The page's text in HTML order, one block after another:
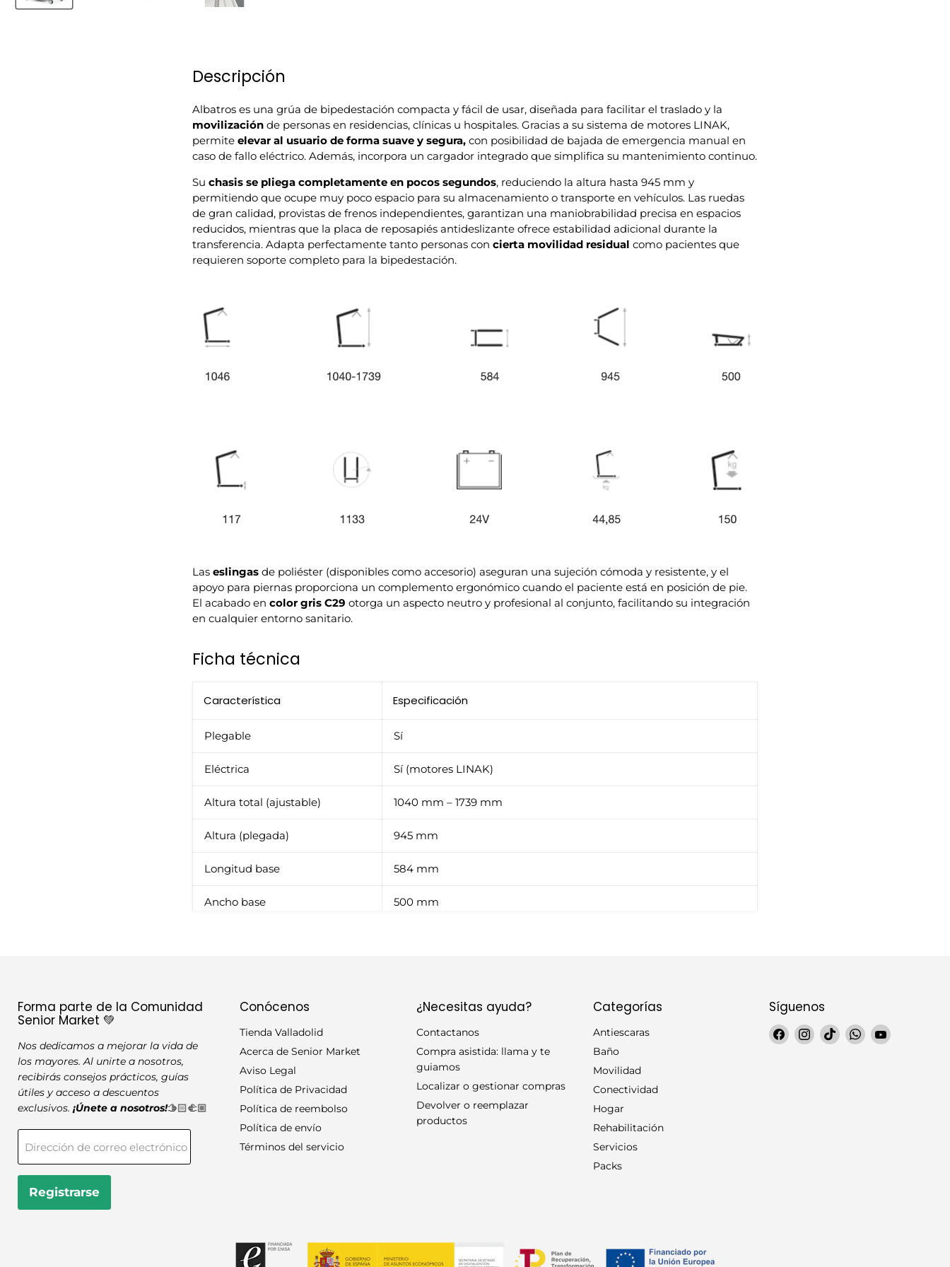
Descripción
Albatros es una grúa de bipedestación compacta y fácil de usar, diseñada para facilitar el traslado y la
movilización de personas en residencias, clínicas u hospitales. Gracias a su sistema de motores LINAK,
permite elevar al usuario de forma suave y segura, con posibilidad de bajada de emergencia manual en
caso de fallo eléctrico. Además, incorpora un cargador integrado que simplifica su mantenimiento continuo.
Su chasis se pliega completamente en pocos segundos, reduciendo la altura hasta 945 mm y
permitiendo que ocupe muy poco espacio para su almacenamiento o transporte en vehículos. Las ruedas
de gran calidad, provistas de frenos independientes, garantizan una maniobrabilidad precisa en espacios
reducidos, mientras que la placa de reposapiés antideslizante ofrece estabilidad adicional durante la
transferencia. Adapta perfectamente tanto personas con cierta movilidad residual como pacientes que
requieren soporte completo para la bipedestación.
Las eslingas de poliéster (disponibles como accesorio) aseguran una sujeción cómoda y resistente, y el
apoyo para piernas proporciona un complemento ergonómico cuando el paciente está en posición de pie.
El acabado en color gris C29 otorga un aspecto neutro y profesional al conjunto, facilitando su integración
en cualquier entorno sanitario.
Ficha técnica
Característica Especificación
Plegable Sí
Eléctrica Sí (motores LINAK)
Altura total (ajustable) 1040 mm – 1739 mm
Altura (plegada) 945 mm
Longitud base 584 mm
Ancho base 500 mm
Placa de reposapiés Antideslizante
Ruedas De gran calidad, con frenos independientes
Cargador integrado Sí :contentReference
Eslingas Poliéster (disponibles)
Bajada de emergencia manual
Forma parte de la Comunidad
Senior Market 💚
Nos dedicamos a mejorar la vida de
los mayores. Al unirte a nosotros,
recibirás consejos prácticos, guías
útiles y acceso a descuentos
exclusivos. ¡Únete a nosotros!🫱🏻‍🫲🏼
Dirección de correo electrónico
Registrarse
Conócenos
Tienda Valladolid
Acerca de Senior Market
Aviso Legal
Política de Privacidad
Política de reembolso
Política de envío
Términos del servicio
¿Necesitas ayuda?
Contactanos
Compra asistida: llama y te
guiamos
Localizar o gestionar compras
Devolver o reemplazar
productos
Categorías
Antiescaras
Baño
Movilidad
Conectividad
Hogar
Rehabilitación
Servicios
Packs
Síguenos
Encuéntrenos
en
Encuéntrenos
en
Encuéntrenos
en
Encuéntrenos
en